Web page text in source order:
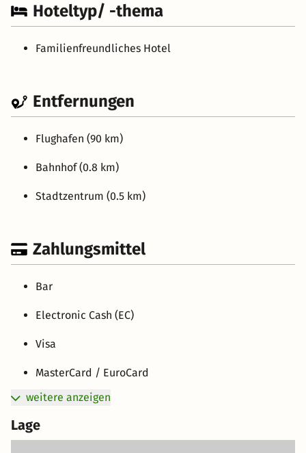
Hoteltyp/ -thema
Familienfreundliches Hotel
Entfernungen
Flughafen (90 km)
Bahnhof (0.8 km)
Stadtzentrum (0.5 km)
Zahlungsmittel
Bar
Electronic Cash (EC)
Visa
MasterCard / EuroCard
weitere anzeigen
Lage